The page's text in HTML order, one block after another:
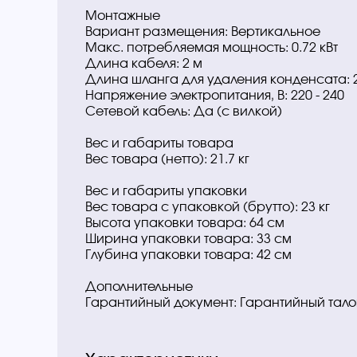
Монтажные
Вариант размещения: Вертикальное
Макс. потребляемая мощность: 0.72 кВт
Длина кабеля: 2 м
Длина шланга для удаления конденсата:
Напряжение электропитания, В: 220 - 240
Сетевой кабель: Да (с вилкой)
Вес и габариты товара
Вес товара (нетто): 21.7 кг
Вес и габариты упаковки
Вес товара с упаковкой (брутто): 23 кг
Высота упаковки товара: 64 см
Ширина упаковки товара: 33 см
Глубина упаковки товара: 42 см
Дополнительные
Гарантийный документ: Гарантийный